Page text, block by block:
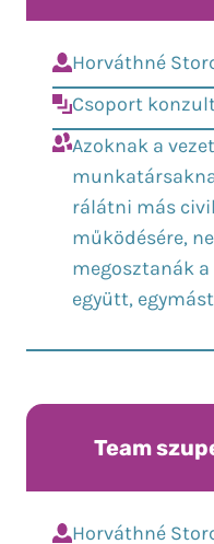
Horváthné
Csoport
Azoknak a
rálátni más
működésére,
megosztanák
együtt,
Team
Horváthné